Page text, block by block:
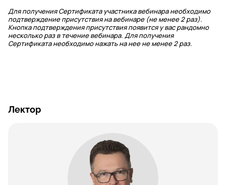
Для получения Сертификата участника вебинара необходимо
подтверждение присутствия на вебинаре (не менее 2 раз).
Кнопка подтверждения присутствия появится у вас рандомно
несколько раз в течение вебинара. Для получения
Сертификата необходимо нажать на нее не менее 2 раз.
Лектор